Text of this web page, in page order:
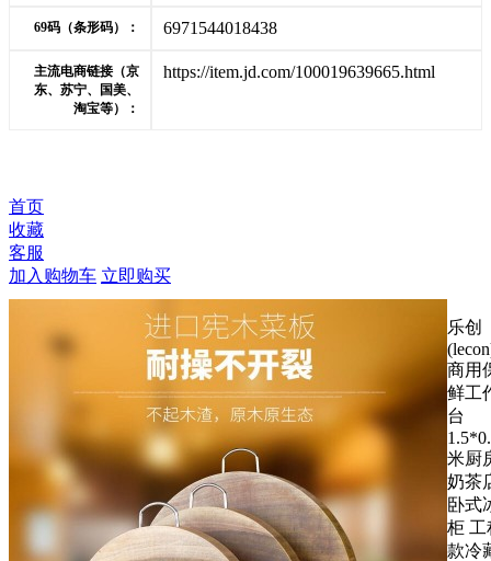
69码（条形码）： 6971544018438
主流电商链接（京
东、苏宁、国美、
淘宝等）：
https://item.jd.com/100019639665.html
首页
收藏
客服
加入购物车 立即购买
乐创
商用
鲜工
台
米厨
奶茶
卧式
柜 工
款冷